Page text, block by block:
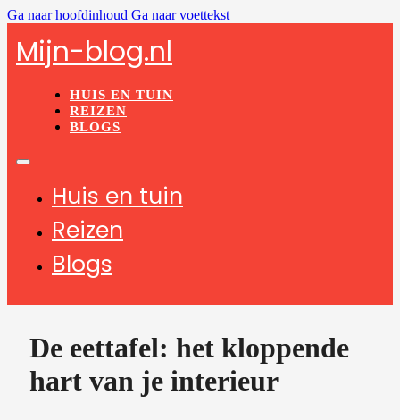
Ga naar hoofdinhoud Ga naar voettekst
Mijn-blog.nl
HUIS EN TUIN
REIZEN
BLOGS
Huis en tuin
Reizen
Blogs
De eettafel: het kloppende
hart van je interieur